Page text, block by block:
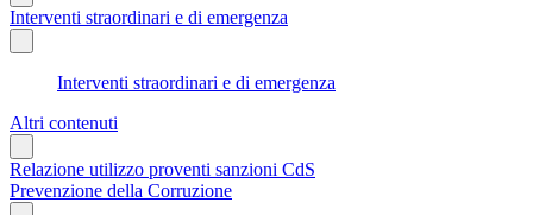
Interventi straordinari e di emergenza
Interventi straordinari e di emergenza
Altri contenuti
Relazione utilizzo proventi sanzioni CdS
Prevenzione della Corruzione